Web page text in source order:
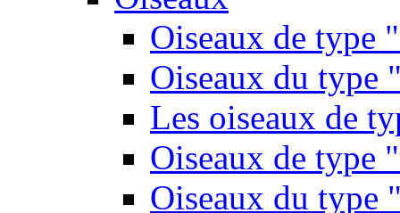
Oiseaux de type
Oiseaux du type
Les oiseaux de
Oiseaux de type
Oiseaux du type